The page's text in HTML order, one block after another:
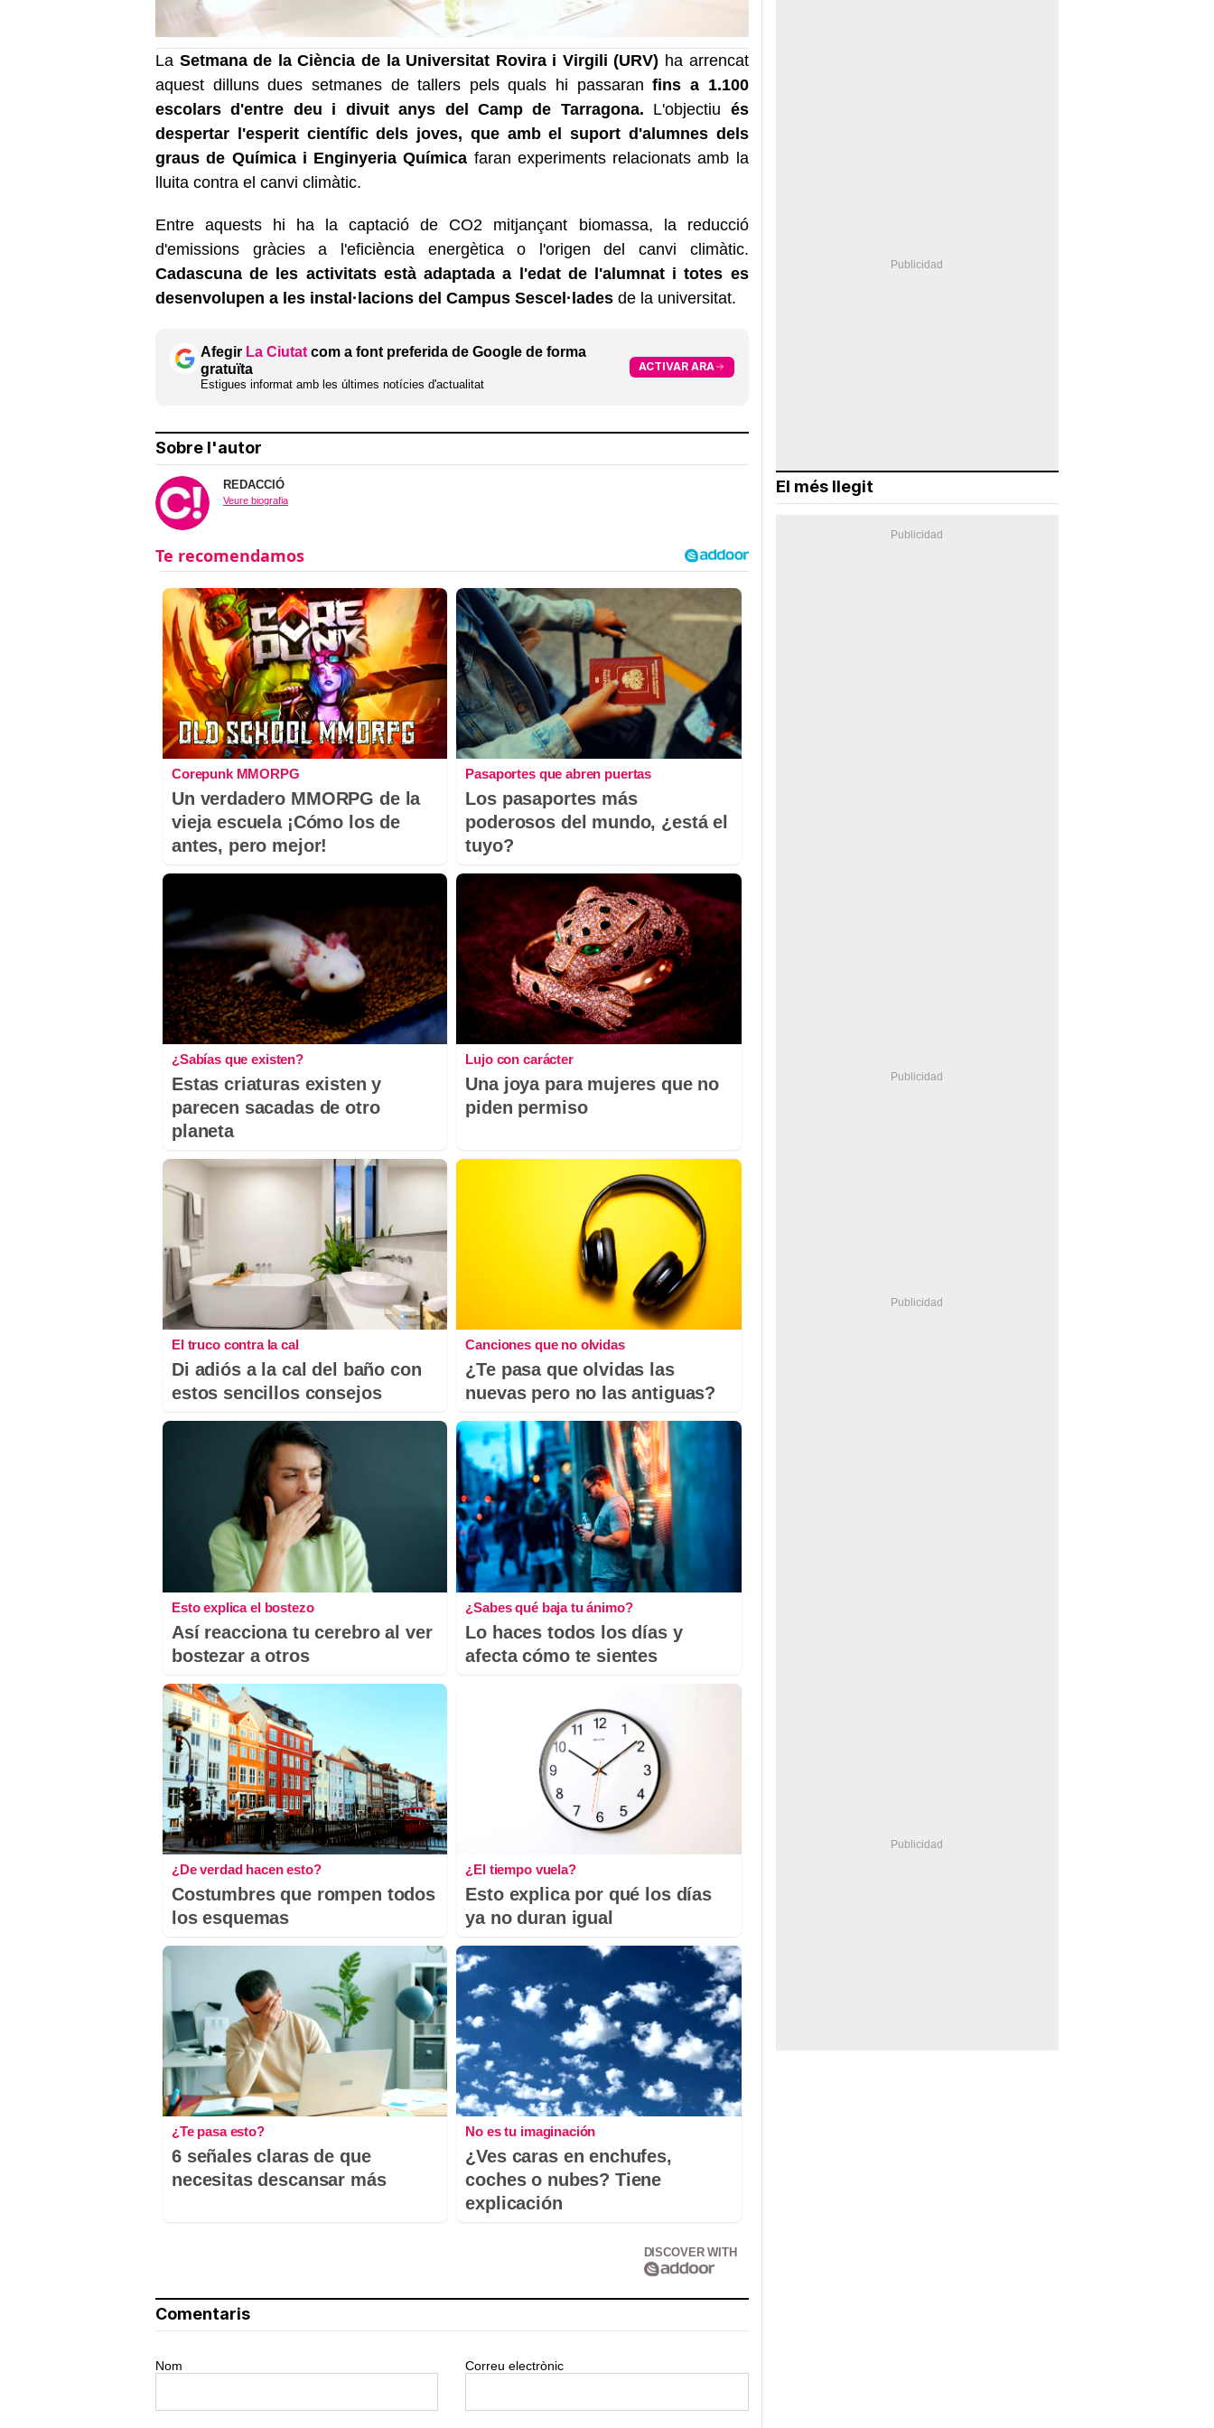
La Setmana de la Ciència de la Universitat Rovira i Virgili (URV) ha arrencat
aquest dilluns dues setmanes de tallers pels quals hi passaranfins a 1.100
escolars d'entre deu i divuit anys del Camp de Tarragona. L'objectiu és
despertar l'esperit científic dels joves, que amb el suport d'alumnes dels
graus de Química i Enginyeria Química faran experiments relacionats amb la
lluita contra el canvi climàtic.
Entre aquests hi ha la captació de CO2 mitjançant biomassa, la reducció
d'emissions gràcies a l'eficiència energètica o l'origen del canvi climàtic.
Cadascuna de les activitats està adaptada a l'edat de l'alumnat i totes es
desenvolupen a les instal·lacions del Campus Sescel·lades de la universitat.
Afegir La Ciutat com a font preferida de Google de forma
gratuïta
Estigues informat amb les últimes notícies d'actualitat
ACTIVAR ARA
Sobre l'autor
REDACCIÓ
Veure biografia
Corepunk MMORPG
Un verdadero MMORPG de la
vieja escuela ¡Cómo los de
antes, pero mejor!
Pasaportes que abren puertas
Los pasaportes más
poderosos del mundo, ¿está el
tuyo?
¿Sabías que existen?
Estas criaturas existen y
parecen sacadas de otro
planeta
Lujo con carácter
Una joya para mujeres que no
piden permiso
El truco contra la cal
Di adiós a la cal del baño con
estos sencillos consejos
Canciones que no olvidas
¿Te pasa que olvidas las
nuevas pero no las antiguas?
Esto explica el bostezo
Así reacciona tu cerebro al ver
bostezar a otros
¿Sabes qué baja tu ánimo?
Lo haces todos los días y
afecta cómo te sientes
¿De verdad hacen esto?
Costumbres que rompen todos
los esquemas
¿El tiempo vuela?
Esto explica por qué los días
ya no duran igual
¿Te pasa esto?
6 señales claras de que
necesitas descansar más
No es tu imaginación
¿Ves caras en enchufes,
coches o nubes? Tiene
explicación
DISCOVER WITH
Comentaris
Nom Correu electrònic
El més llegit